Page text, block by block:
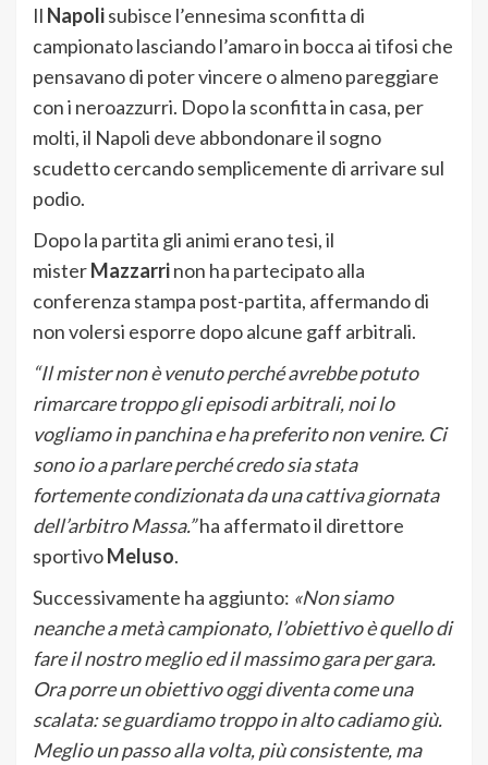
Il Napolisubisce l’ennesima sconfitta di
campionato lasciando l’amaro in bocca ai tifosi che
pensavano di poter vincere o almeno pareggiare
con i neroazzurri. Dopo la sconfitta in casa, per
molti, il Napoli deve abbondonare il sogno
scudetto cercando semplicemente di arrivare sul
podio.
Dopo la partita gli animi erano tesi, il
misterMazzarrinon ha partecipato alla
conferenza stampa post-partita, affermando di
non volersi esporre dopo alcune gaff arbitrali.
“Il mister non è venuto perché avrebbe potuto
rimarcare troppo gli episodi arbitrali, noi lo
vogliamo in panchina e ha preferito non venire. Ci
sono io a parlare perché credo sia stata
fortemente condizionata da una cattiva giornata
dell’arbitro Massa.”ha affermato il direttore
sportivoMeluso.
Successivamente ha aggiunto: «Non siamo
neanche a metà campionato, l’obiettivo è quello di
fare il nostro meglio ed il massimo gara per gara.
Ora porre un obiettivo oggi diventa come una
scalata: se guardiamo troppo in alto cadiamo giù.
Meglio un passo alla volta, più consistente, ma